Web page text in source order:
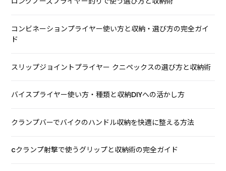
コンビネーションプライヤー使い方と収納・選び方の完全ガイ
ド
スリップジョイントプライヤー クニペックスの選び方と収納術
バイスプライヤー使い方・種類と収納DIYへの活かし方
クランプバーでバイクのハンドル収納を快適に整える方法
cクランプ射撃で使うグリップと収納術の完全ガイド